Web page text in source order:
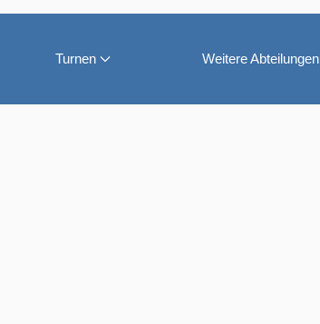
Turnen Weitere Abteilungen